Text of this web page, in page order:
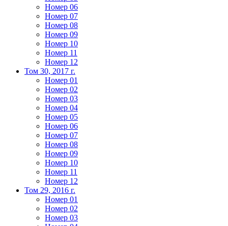
Номер 06
Номер 07
Номер 08
Номер 09
Номер 10
Номер 11
Номер 12
Том 30, 2017 г.
Номер 01
Номер 02
Номер 03
Номер 04
Номер 05
Номер 06
Номер 07
Номер 08
Номер 09
Номер 10
Номер 11
Номер 12
Том 29, 2016 г.
Номер 01
Номер 02
Номер 03